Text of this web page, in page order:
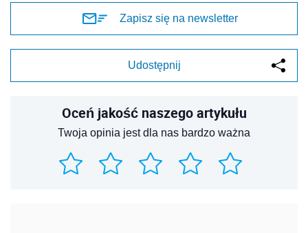
Zapisz się na newsletter
Udostępnij
Oceń jakość naszego artykułu
Twoja opinia jest dla nas bardzo ważna